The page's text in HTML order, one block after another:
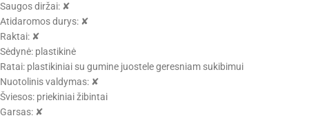
Saugos diržai: ✘
Atidaromos durys: ✘
Raktai: ✘
Sėdynė: plastikinė
Ratai: plastikiniai su gumine juostele geresniam sukibimui
Nuotolinis valdymas: ✘
Šviesos: priekiniai žibintai
Garsas: ✘